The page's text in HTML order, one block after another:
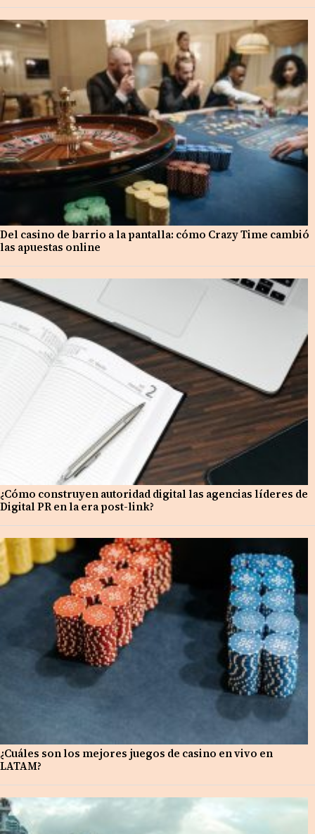
Del casino de barrio a la pantalla: cómo Crazy Time cambió
las apuestas online
¿Cómo construyen autoridad digital las agencias líderes de
Digital PR en la era post-link?
¿Cuáles son los mejores juegos de casino en vivo en
LATAM?